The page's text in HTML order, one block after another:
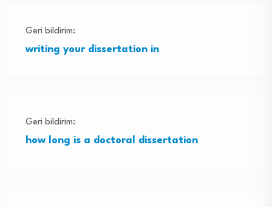
Geri bildirim:
writing your dissertation in
Geri bildirim:
how long is a doctoral dissertation